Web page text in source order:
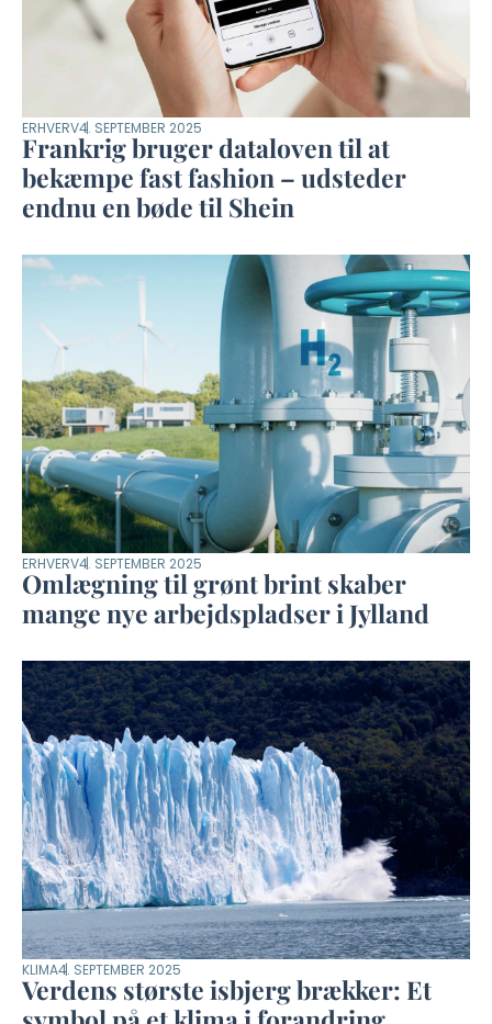
ERHVERV4. SEPTEMBER 2025
Frankrig bruger dataloven til at
bekæmpe fast fashion – udsteder
endnu en bøde til Shein
ERHVERV4. SEPTEMBER 2025
Omlægning til grønt brint skaber
mange nye arbejdspladser i Jylland
KLIMA4. SEPTEMBER 2025
Verdens største isbjerg brækker: Et